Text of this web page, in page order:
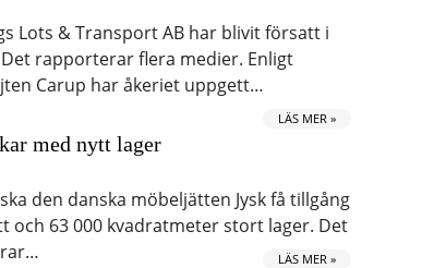
Lots & Transport AB har blivit försatt i
rapporterar flera medier. Enligt
Carup har åkeriet uppgett…
LÄS MER »
med nytt lager
den danska möbeljätten Jysk få tillgång
och 63 000 kvadratmeter stort lager. Det
LÄS MER »